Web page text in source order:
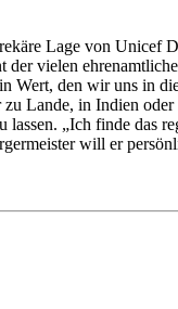
Lage von
der vielen
den wir uns in
Lande, in Indien
„Ich finde
will er